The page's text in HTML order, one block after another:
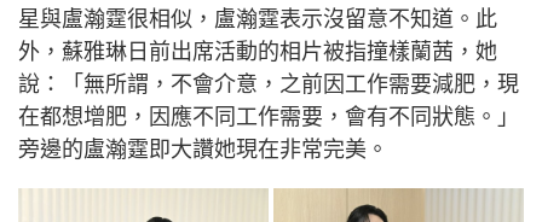
星與盧瀚霆很相似，盧瀚霆表示沒留意不知道。此
外，蘇雅琳日前出席活動的相片被指撞樣蘭茜，她
說：「無所謂，不會介意，之前因工作需要減肥，現
在都想增肥，因應不同工作需要，會有不同狀態。」
旁邊的盧瀚霆即大讚她現在非常完美。